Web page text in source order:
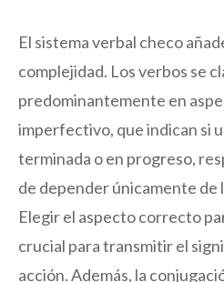
El sistema verbal checo
complejidad. Los verbos se
predominantemente en
imperfectivo, que indican si
terminada o en progreso,
de depender únicamente de
Elegir el aspecto correcto
crucial para transmitir el
acción. Además, la